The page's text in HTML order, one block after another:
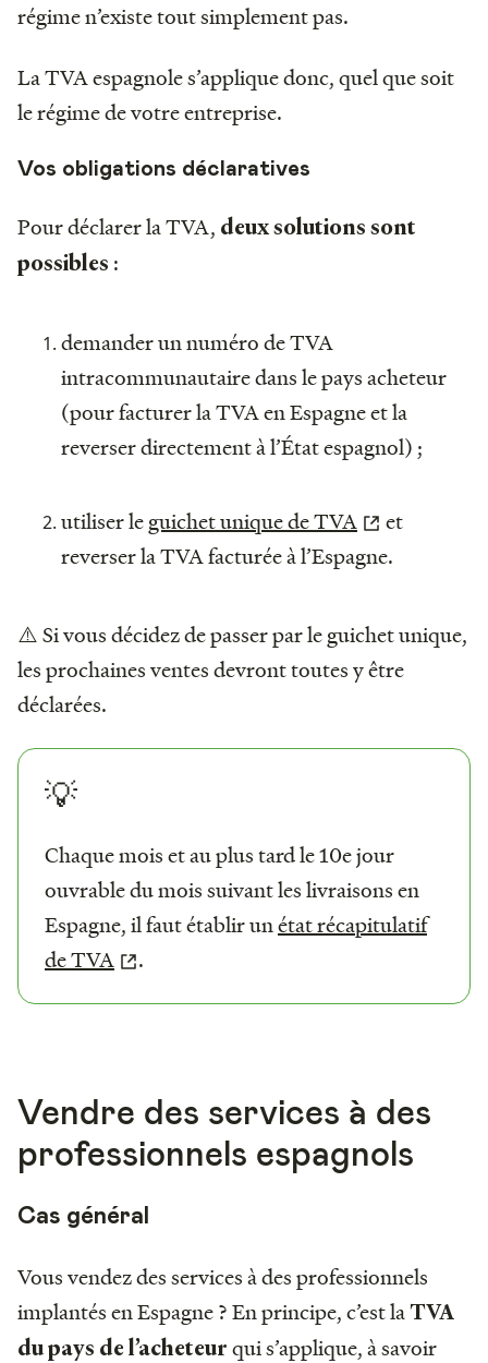
régime n’existe tout simplement pas.
La TVA espagnole s’applique donc, quel que soit
le régime de votre entreprise.
Vos obligations déclaratives
Pour déclarer la TVA, deux solutions sont
possibles :
demander un numéro de TVA
intracommunautaire dans le pays acheteur
(pour facturer la TVA en Espagne et la
reverser directement à l’État espagnol) ;
utiliser leguichet unique de TVA
et
reverser la TVA facturée à l’Espagne.
⚠️ Si vous décidez de passer par le guichet unique,
les prochaines ventes devront toutes y être
déclarées.
💡
Chaque mois et au plus tard le 10e jour
ouvrable du mois suivant les livraisons en
Espagne, il faut établir unétat récapitulatif
de TVA
.
Vendre des services à des
professionnels espagnols
Cas général
Vous vendez des services à des professionnels
implantés en Espagne ? En principe, c’est laTVA
du pays de l’acheteur qui s’applique, à savoir